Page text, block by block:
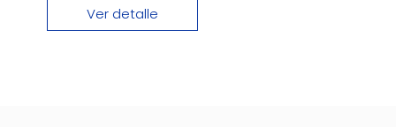
Ver detalle